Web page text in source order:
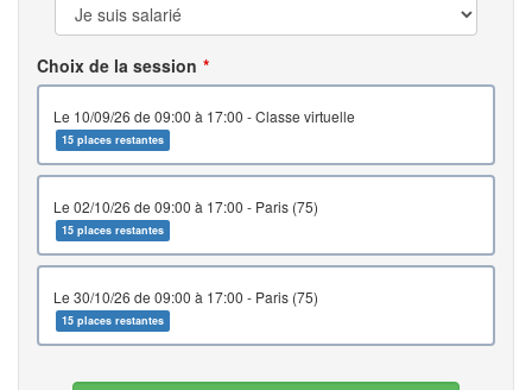
Choix de la session
le 10/09/26 de 09:00 à 17:00 - Classe virtuelle
15 places restantes
le 02/10/26 de 09:00 à 17:00 - Paris (75)
15 places restantes
le 30/10/26 de 09:00 à 17:00 - Paris (75)
15 places restantes